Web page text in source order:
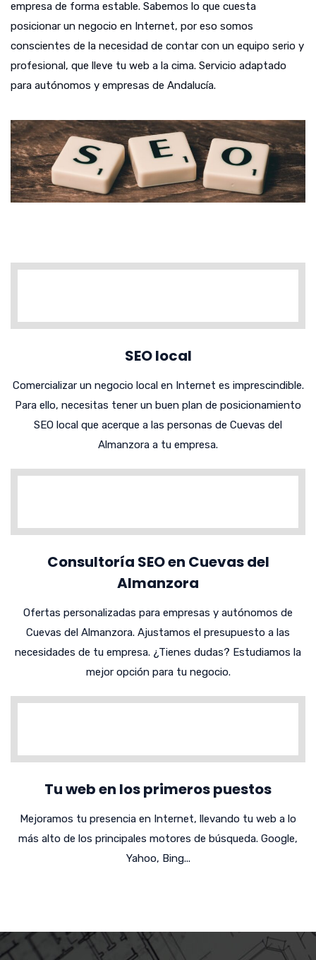
empresa de forma estable. Sabemos lo que cuesta
posicionar un negocio en Internet, por eso somos
conscientes de la necesidad de contar con un equipo serio y
profesional, que lleve tu web a la cima. Servicio adaptado
para autónomos y empresas de Andalucía.
SEO local
Comercializar un negocio local en Internet es imprescindible.
Para ello, necesitas tener un buen plan de posicionamiento
SEO local que acerque a las personas de Cuevas del
Almanzora a tu empresa.
Consultoría SEO en Cuevas del
Almanzora
Ofertas personalizadas para empresas y autónomos de
Cuevas del Almanzora. Ajustamos el presupuesto a las
necesidades de tu empresa. ¿Tienes dudas? Estudiamos la
mejor opción para tu negocio.
Tu web en los primeros puestos
Mejoramos tu presencia en Internet, llevando tu web a lo
más alto de los principales motores de búsqueda. Google,
Yahoo, Bing...